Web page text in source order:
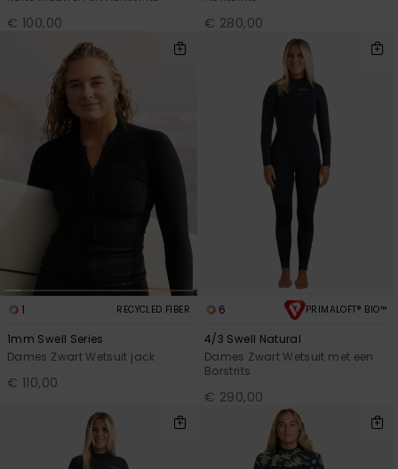
€ 100,00 € 280,00
1 RECYCLED FIBER
1mm Swell Series
Dames Zwart Wetsuit jack
€ 110,00
6 PRIMALOFT® BIO™
4/3 Swell Natural
Dames Zwart Wetsuit met een
Borstrits
€ 290,00